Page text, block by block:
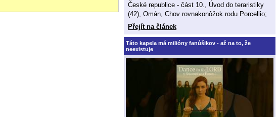
České republice - část 10., Úvod do teraristiky
(42), Omán, Chov rovnakonôžok rodu Porcellio;
Přejít na článek
Táto kapela má milióny fanúšikov - až na to, že
neexistuje